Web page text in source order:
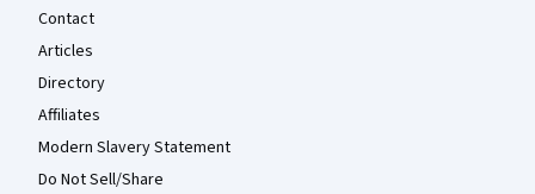
Contact
Articles
Directory
Affiliates
Modern Slavery Statement
Do Not Sell/Share